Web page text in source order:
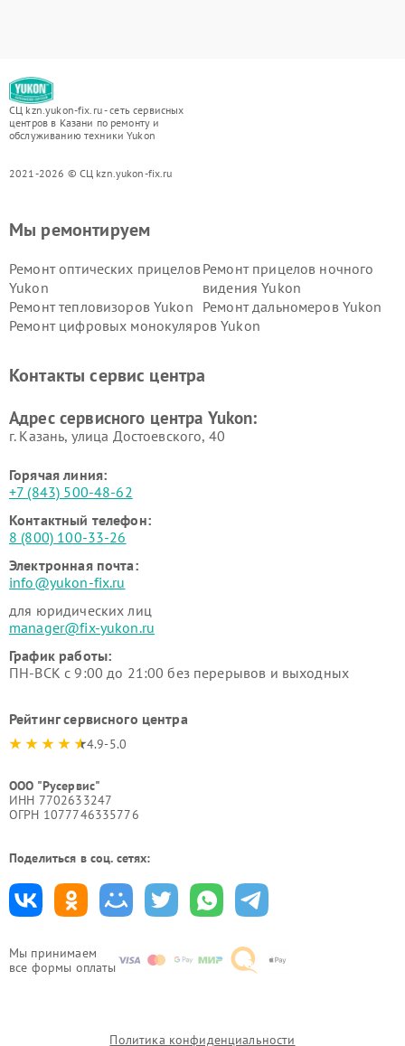
СЦ kzn.yukon-fix.ru - сеть сервисных
центров в Казани по ремонту и
обслуживанию техники Yukon
2021-2026 © СЦ kzn.yukon-fix.ru
Мы принимаем
все формы оплаты
Мы ремонтируем
Ремонт оптических прицелов
Yukon
Ремонт прицелов ночного
видения Yukon
Ремонт тепловизоров Yukon Ремонт дальномеров Yukon
Ремонт цифровых монокуляров Yukon
Контакты сервис центра
Адрес сервисного центра Yukon:
г. Казань, улица Достоевского, 40
Горячая линия:
+7 (843) 500-48-62
Контактный телефон:
8 (800) 100-33-26
Электронная почта:
info@yukon-fix.ru
для юридических лиц
manager@fix-yukon.ru
График работы:
ПН-ВСК с 9:00 до 21:00 без перерывов и выходных
Рейтинг сервисного центра
4.9-5.0
ООО "Русервис"
ИНН 7702633247
ОГРН 1077746335776
Поделиться в соц. сетях:
Политика конфиденциальности